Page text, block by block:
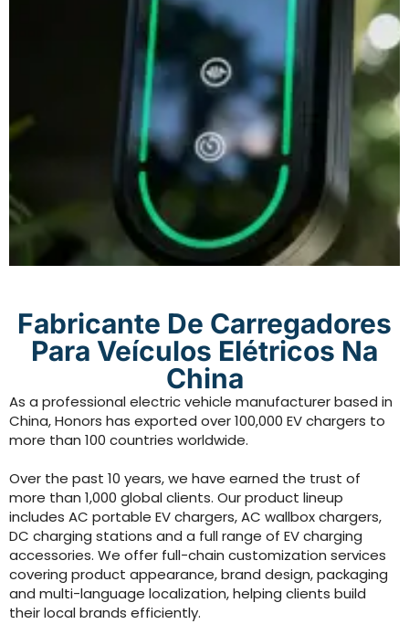
aplicativo inteligente.
O carregador EVB para veículos elétricos vem com
um aplicativo inteligente, compatibilidade com
cartões RFID e OCPP, tornando o carregamento
mais seguro e fácil de controlar.
Enviar Consulta Agora
Fabricante De Carregadores
Para Veículos Elétricos Na
China
As a professional electric vehicle manufacturer based in
China, Honors has exported over 100,000 EV chargers to
more than 100 countries worldwide.
Over the past 10 years, we have earned the trust of
more than 1,000 global clients. Our product lineup
includes AC portable EV chargers, AC wallbox chargers,
DC charging stations and a full range of EV charging
accessories. We offer full-chain customization services
covering product appearance, brand design, packaging
and multi-language localization, helping clients build
their local brands efficiently.